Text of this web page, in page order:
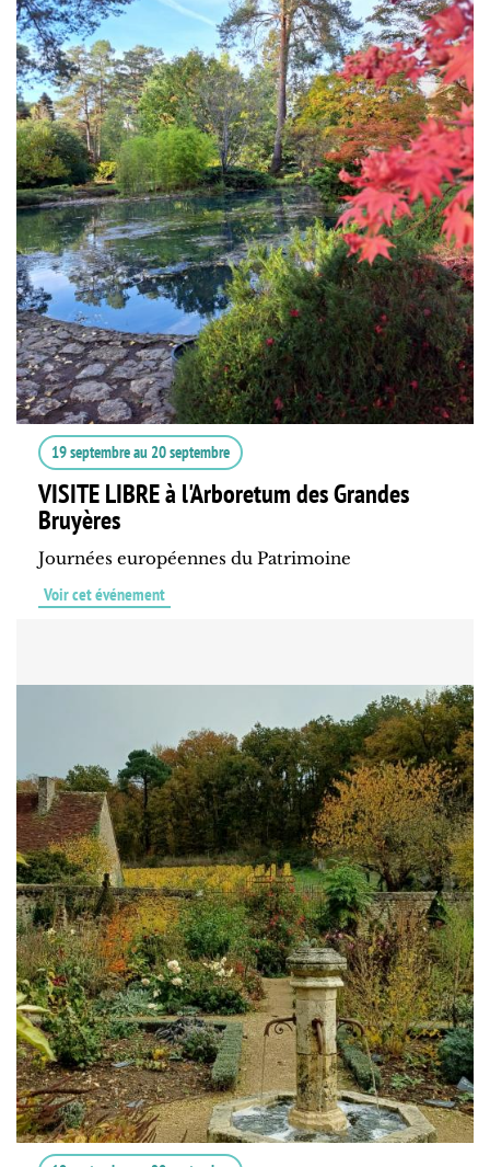
19 septembreau 20 septembre
VISITE LIBRE à l'Arboretum des Grandes
Bruyères
Journées européennes du Patrimoine
Voir cet événement